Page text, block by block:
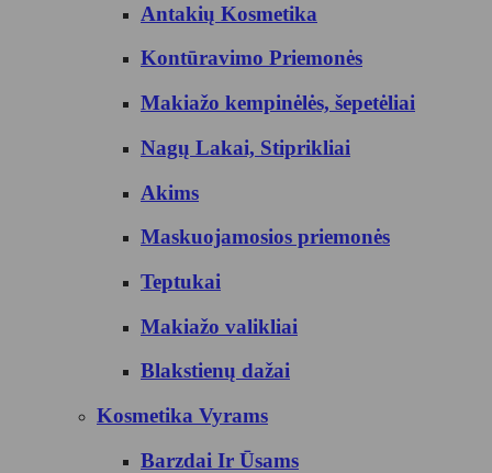
Antakių Kosmetika
Kontūravimo Priemonės
Makiažo kempinėlės, šepetėliai
Nagų Lakai, Stiprikliai
Akims
Maskuojamosios priemonės
Teptukai
Makiažo valikliai
Blakstienų dažai
Kosmetika Vyrams
Barzdai Ir Ūsams